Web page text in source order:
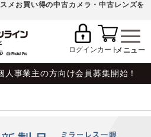
メお買い得の中古カメラ・中古レンズを
ログインカート
人事業主の方向け会員募集開始！